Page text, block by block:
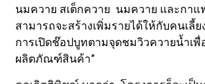
นมควาย สเต็กควาย นมควาย และกาแ
สามารถจะสร้างเพิ่มรายได้ให้กับคนเลี้
การเปิดช๊อปบูทตามจุดชมวิวควายน้ำเพื่
ผลิตภัณฑ์สินค้า”